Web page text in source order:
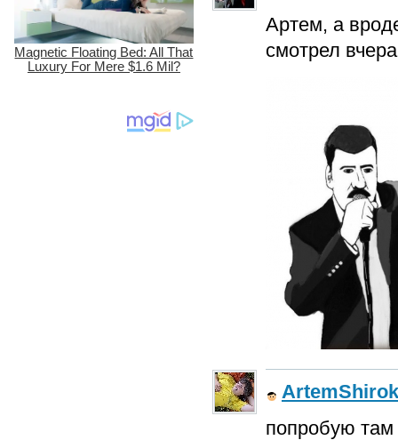
Артем, а
смотрел
попробую там